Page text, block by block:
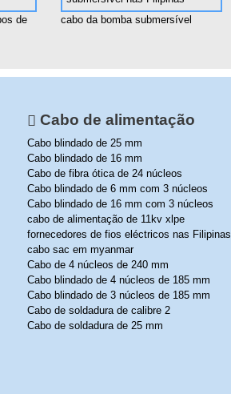
de
cabo da bomba submersível
Cabo de alimentação
Cabo blindado de 25 mm
Cabo blindado de 16 mm
Cabo de fibra ótica de 24 núcleos
Cabo blindado de 6 mm com 3 núcleos
Cabo blindado de 16 mm com 3 núcleos
cabo de alimentação de 11kv xlpe
fornecedores de fios eléctricos nas Filipinas
cabo sac em myanmar
Cabo de 4 núcleos de 240 mm
Cabo blindado de 4 núcleos de 185 mm
Cabo blindado de 3 núcleos de 185 mm
Cabo de soldadura de calibre 2
Cabo de soldadura de 25 mm